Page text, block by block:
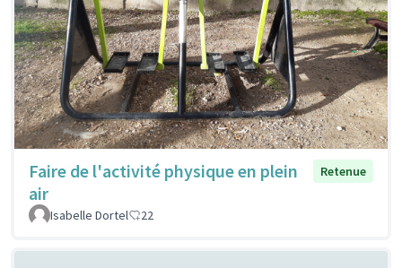
Faire de l'activité physique en plein
air
Retenue
Isabelle Dortel 22